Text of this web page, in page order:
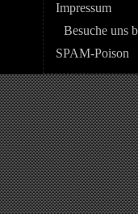
Impressum
Besuche uns
SPAM-Poison